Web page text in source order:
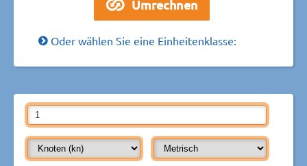
Oder wählen Sie eine Einheitenklasse: